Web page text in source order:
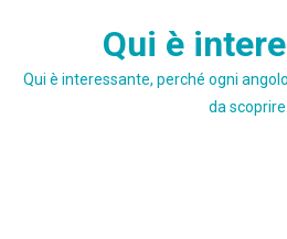
Qui è
Qui è interessante, perché ogni
da scoprire